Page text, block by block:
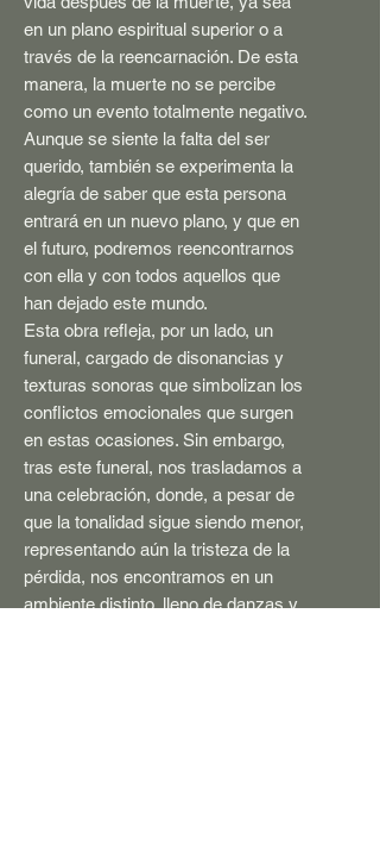
en un plano espiritual superior o a
través de la reencarnación. De esta
manera, la muerte no se percibe
como un evento totalmente negativo.
Aunque se siente la falta del ser
querido, también se experimenta la
alegría de saber que esta persona
entrará en un nuevo plano, y que en
el futuro, podremos reencontrarnos
con ella y con todos aquellos que
han dejado este mundo.
Esta obra refleja, por un lado, un
funeral, cargado de disonancias y
texturas sonoras que simbolizan los
conflictos emocionales que surgen
en estas ocasiones. Sin embargo,
tras este funeral, nos trasladamos a
una celebración, donde, a pesar de
que la tonalidad sigue siendo menor,
representando aún la tristeza de la
pérdida, nos encontramos en un
ambiente distinto, lleno de danzas y